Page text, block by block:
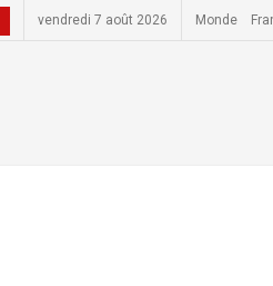
vendredi 7 août 2026 Monde